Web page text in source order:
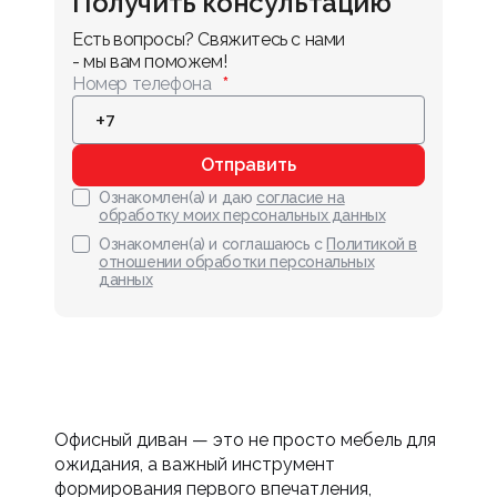
Есть вопросы? Свяжитесь с нами
- мы вам поможем!
Номер телефона
Отправить
Ознакомлен(а) и даю согласие на
обработку моих персональных данных
Ознакомлен(а) и соглашаюсь с Политикой в
отношении обработки персональных
данных
Офисный диван — это не просто мебель для
ожидания, а важный инструмент
формирования первого впечатления,